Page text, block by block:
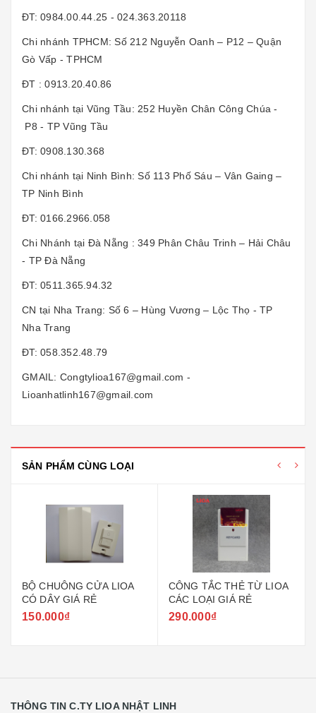
ĐT: 0984.00.44.25 - 024.363.20118
Chi nhánh TPHCM: Số 212 Nguyễn Oanh – P12 – Quận
Gò Vấp - TPHCM
ĐT : 0913.20.40.86
Chi nhánh tại Vũng Tầu: 252 Huyền Chân Công Chúa -
P8 - TP Vũng Tầu
ĐT: 0908.130.368
Chi nhánh tại Ninh Bình: Số 113 Phố Sáu – Vân Gaing –
TP Ninh Bình
ĐT: 0166.2966.058
Chi Nhánh tại Đà Nẵng : 349 Phân Châu Trinh – Hải Châu
- TP Đà Nẵng
ĐT: 0511.365.94.32
CN tại Nha Trang: Số 6 – Hùng Vương – Lộc Thọ - TP
Nha Trang
ĐT: 058.352.48.79
GMAIL: Congtylioa167@gmail.com -
Lioanhatlinh167@gmail.com
SẢN PHẨM CÙNG LOẠI
BỘ CHUÔNG CỬA LIOA
CÓ DÂY GIÁ RẺ
150.000₫
CÔNG TẮC THẺ TỪ LIOA
CÁC LOẠI GIÁ RẺ
290.000₫
THÔNG TIN C.TY LIOA NHẬT LINH